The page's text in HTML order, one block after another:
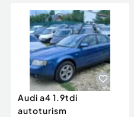
Servicii
Animale de companie
Afaceri și echipamente
Inchiriere Bunuri si
Utilaje agricole si
Piese auto si accesorii
Dacia Duster
Audi a4 1.9tdi
autoturism